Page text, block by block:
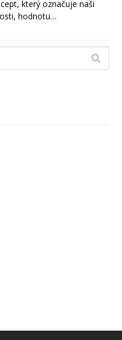
který označuje naši
hodnotu…